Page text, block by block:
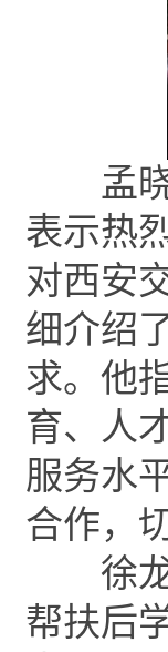
孟晓
表示热
对西安
细介绍
求。他
育、人
服务水
合作，
徐龙
帮扶后